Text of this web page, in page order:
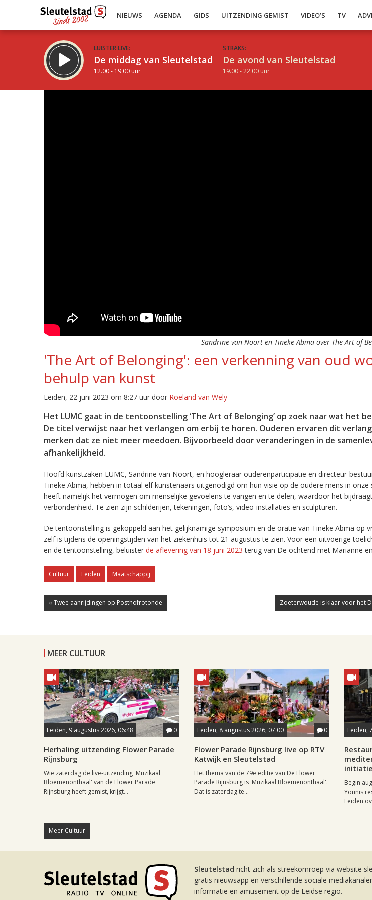
NIEUWS AGENDA GIDS UITZENDING GEMIST VIDEO’S TV
LUISTER LIVE:
De middag van Sleutelstad
12.00 - 19.00 uur
STRAKS:
De avond van Sleutelstad
19.00 - 22.00 uur
Sandrine van Noort en Tineke Abma over The Art of
'The Art of Belonging': een verkenning van oud
behulp van kunst
Leiden, 22 juni 2023 om 8:27 uur door Roeland van Wely
Het LUMC gaat in de tentoonstelling ‘The Art of Belonging’ op zoek naar wat het
De titel verwijst naar het verlangen om erbij te horen. Ouderen ervaren dit
merken dat ze niet meer meedoen. Bijvoorbeeld door veranderingen in de
afhankelijkheid.
Hoofd kunstzaken LUMC, Sandrine van Noort, en hoogleraar ouderenparticipatie en directeur-
Tineke Abma, hebben in totaal elf kunstenaars uitgenodigd om hun visie op de oudere mens in
heeft namelijk het vermogen om menselijke gevoelens te vangen en te delen, waardoor het
verbondenheid. Te zien zijn schilderijen, tekeningen, foto’s, video-installaties en sculpturen.
De tentoonstelling is gekoppeld aan het gelijknamige symposium en de oratie van Tineke Abma op
zelf is tijdens de openingstijden van het ziekenhuis tot 21 augustus te zien. Voor een uitvoerige
en de tentoonstelling, beluister de aflevering van 18 juni 2023terug van De ochtend met Marianne
Cultuur Leiden Maatschappij
« Twee aanrijdingen op Posthofrotonde Zoeterwoude is klaar voor het
MEER CULTUUR
Leiden, 9 augustus 2026, 06:48 0
Herhaling uitzending Flower Parade
Rijnsburg
Wie zaterdag de live-uitzending 'Muzikaal
Bloemenonthaal' van de Flower Parade
Rijnsburg heeft gemist, krijgt...
Leiden, 8 augustus 2026, 07:00 0
Flower Parade Rijnsburg live op RTV
Katwijk en Sleutelstad
Het thema van de 79e editie van De Flower
Parade Rijnsburg is 'Muzikaal Bloemenonthaal'.
Dat is zaterdag te...
Leiden,
Begin
Younis
Leiden
Meer Cultuur
Sleutelstad richt zich als streekomroep via website
gratis nieuwsapp en verschillende sociale
informatie en amusement op de Leidse regio.